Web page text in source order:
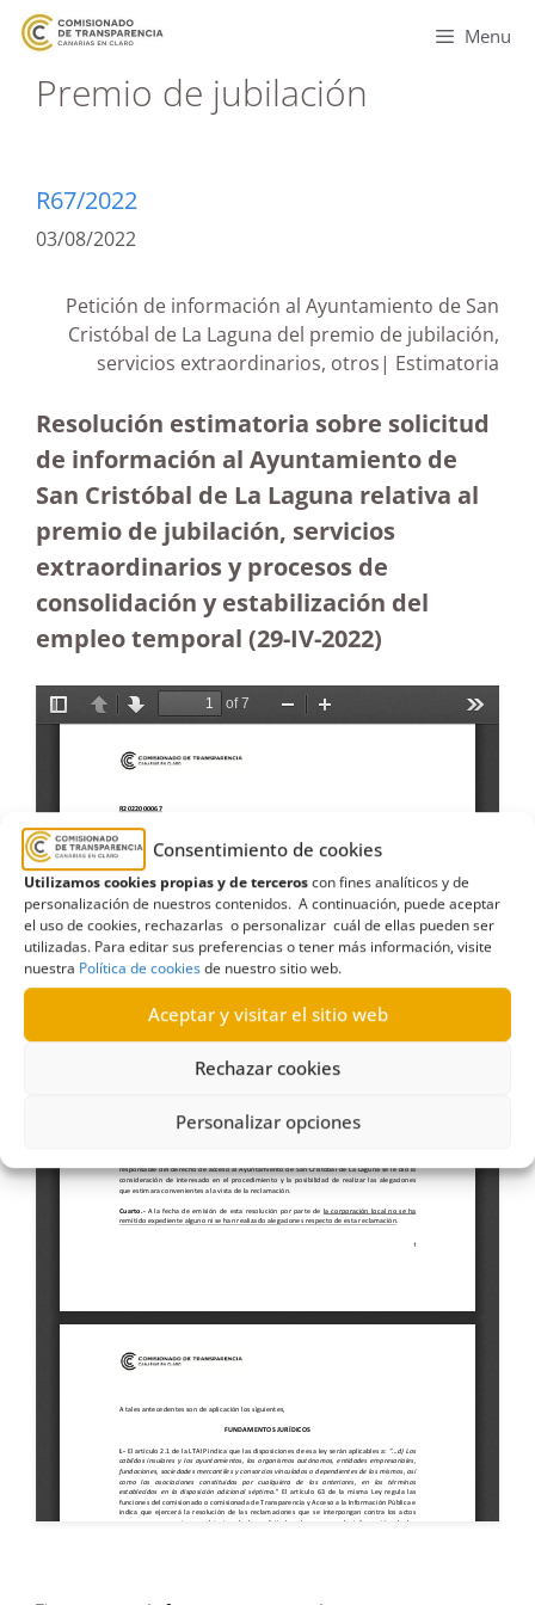
Consentimiento de cookies
Utilizamos cookies propias y de terceroscon fines analíticos y de
personalización de nuestros contenidos. A continuación, puede aceptar
el uso de cookies, rechazarlas o personalizar cuál de ellas pueden ser
utilizadas. Para editar sus preferencias o tener más información, visite
nuestra Política de cookiesde nuestro sitio web.
Aceptar y visitar el sitio web
Rechazar cookies
Personalizar opciones
Menu
Premio de jubilación
R67/2022
03/08/2022
Petición de información al Ayuntamiento de San
Cristóbal de La Laguna del premio de jubilación,
servicios extraordinarios, otros| Estimatoria
Resolución estimatoria sobre solicitud
de información al Ayuntamiento de
San Cristóbal de La Laguna relativa al
premio de jubilación, servicios
extraordinarios y procesos de
consolidación y estabilización del
empleo temporal (29-IV-2022)